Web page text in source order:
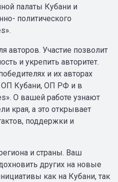
палаты Кубани и
политического
авторов. Участие позволит
и укрепить авторитет.
и их авторах
ОП Кубани, ОП РФ и в
О вашей работе узнают
края, а это открывает
поддержки и
и страны. Ваш
других на новые
как на Кубани, так